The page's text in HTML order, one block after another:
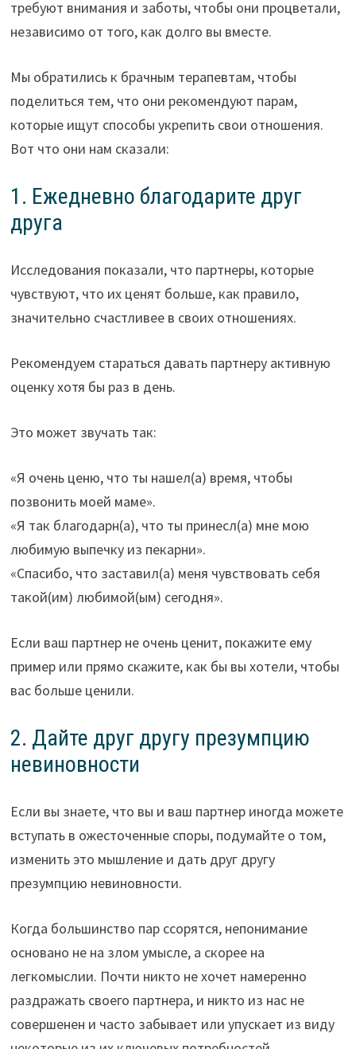
требуют внимания и заботы, чтобы они процветали,
независимо от того, как долго вы вместе.
Мы обратились к брачным терапевтам, чтобы
поделиться тем, что они рекомендуют парам,
которые ищут способы укрепить свои отношения.
Вот что они нам сказали:
1. Ежедневно благодарите друг
друга
Исследования показали, что партнеры, которые
чувствуют, что их ценят больше, как правило,
значительно счастливее в своих отношениях.
Рекомендуем стараться давать партнеру активную
оценку хотя бы раз в день.
Это может звучать так:
«Я очень ценю, что ты нашел(а) время, чтобы
позвонить моей маме».
«Я так благодарн(а), что ты принесл(а) мне мою
любимую выпечку из пекарни».
«Спасибо, что заставил(а) меня чувствовать себя
такой(им) любимой(ым) сегодня».
Если ваш партнер не очень ценит, покажите ему
пример или прямо скажите, как бы вы хотели, чтобы
вас больше ценили.
2. Дайте друг другу презумпцию
невиновности
Если вы знаете, что вы и ваш партнер иногда можете
вступать в ожесточенные споры, подумайте о том,
изменить это мышление и дать друг другу
презумпцию невиновности.
Когда большинство пар ссорятся, непонимание
основано не на злом умысле, а скорее на
легкомыслии. Почти никто не хочет намеренно
раздражать своего партнера, и никто из нас не
совершенен и часто забывает или упускает из виду